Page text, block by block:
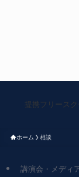
提携フリースク
ホーム 相談
講演会・メディ